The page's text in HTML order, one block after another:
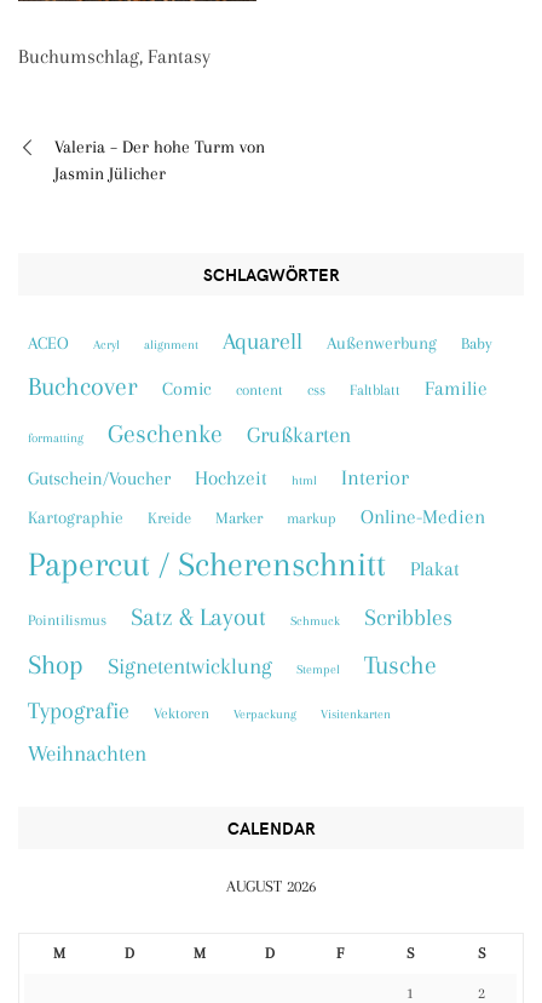
Buchumschlag, Fantasy
Beitragsnavigation
Valeria – Der hohe Turm von
Jasmin Jülicher
SCHLAGWÖRTER
ACEO Acryl alignment Aquarell Außenwerbung Baby
Buchcover Comic content css Faltblatt Familie
formatting Geschenke Grußkarten
Gutschein/Voucher Hochzeit html Interior
Kartographie Kreide Marker markup Online-Medien
Papercut / Scherenschnitt Plakat
Pointilismus Satz & Layout Schmuck Scribbles
Shop Signetentwicklung Stempel Tusche
Typografie Vektoren Verpackung Visitenkarten
Weihnachten
CALENDAR
AUGUST 2026
M D M D F S S
1 2